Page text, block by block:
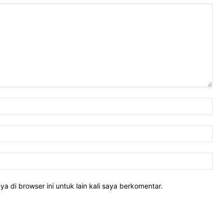
di browser ini untuk lain kali saya berkomentar.